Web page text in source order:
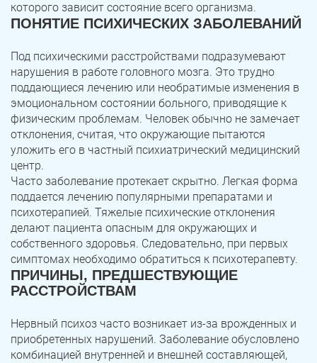
которого зависит состояние всего организма.
ПОНЯТИЕ ПСИХИЧЕСКИХ ЗАБОЛЕВАНИЙ
Под психическими расстройствами подразумевают
нарушения в работе головного мозга. Это трудно
поддающиеся лечению или необратимые изменения в
эмоциональном состоянии больного, приводящие к
физическим проблемам. Человек обычно не замечает
отклонения, считая, что окружающие пытаются
уложить его в частный психиатрический медицинский
центр.
Часто заболевание протекает скрытно. Легкая форма
поддается лечению популярными препаратами и
психотерапией. Тяжелые психические отклонения
делают пациента опасным для окружающих и
собственного здоровья. Следовательно, при первых
симптомах необходимо обратиться к психотерапевту.
ПРИЧИНЫ, ПРЕДШЕСТВУЮЩИЕ
РАССТРОЙСТВАМ
Нервный психоз часто возникает из-за врожденных и
приобретенных нарушений. Заболевание обусловлено
комбинацией внутренней и внешней составляющей,